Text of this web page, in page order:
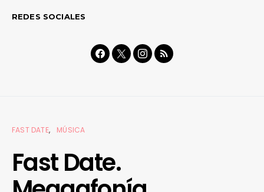
REDES SOCIALES
FAST DATE MÚSICA
Fast Date.